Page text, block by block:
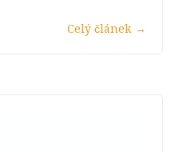
Celý článek →